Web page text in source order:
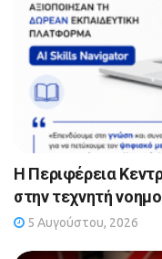
Η Περιφέρεια
στην τεχνητή
5 Αυγούστου, 2026